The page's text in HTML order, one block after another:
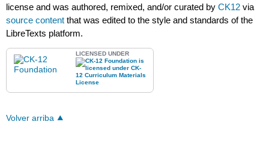
license and was authored, remixed, and/or curated byCK12 via
source content that was edited to the style and standards of the
LibreTexts platform.
LICENSED UNDER
Volver arriba